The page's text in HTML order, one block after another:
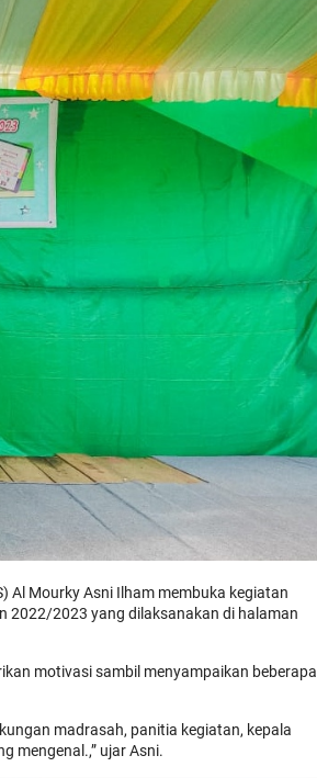
Al Mourky Asni Ilham membuka kegiatan
2022/2023 yang dilaksanakan di halaman
motivasi sambil menyampaikan beberapa
madrasah, panitia kegiatan, kepala
mengenal.,” ujar Asni.